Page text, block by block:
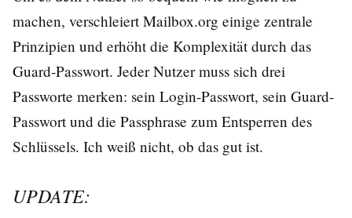
machen, verschleiert Mailbox.org einige zentrale
Prinzipien und erhöht die Komplexität durch das
Guard-Passwort. Jeder Nutzer muss sich drei
Passworte merken: sein Login-Passwort, sein Guard-
Passwort und die Passphrase zum Entsperren des
Schlüssels. Ich weiß nicht, ob das gut ist.
UPDATE: